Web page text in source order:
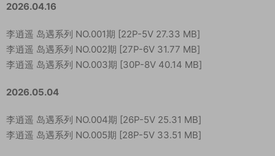
2026.04.16
李逍遥 岛遇系列 NO.001期 [22P-5V 27.33 MB]
李逍遥 岛遇系列 NO.002期 [27P-6V 31.77 MB]
李逍遥 岛遇系列 NO.003期 [30P-8V 40.14 MB]
2026.05.04
李逍遥 岛遇系列 NO.004期 [26P-5V 25.31 MB]
李逍遥 岛遇系列 NO.005期 [28P-5V 33.51 MB]